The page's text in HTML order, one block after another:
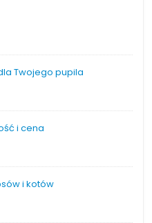
Twojego pupila
i cena
i kotów